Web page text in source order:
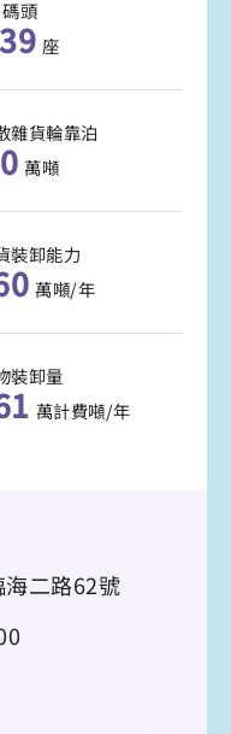
碼頭
座
雜貨輪靠泊
萬噸
裝卸能力
萬噸/年
裝卸量
萬計費噸/年
二路62號